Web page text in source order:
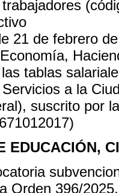
21 de febrero
tablas
a la
suscrito por
EDUCACIÓN,
Orden 396/